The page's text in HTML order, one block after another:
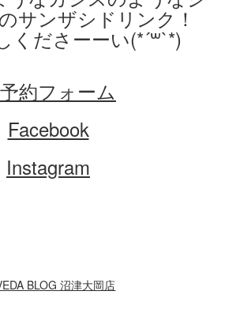
サンザシドリンク！
くださーーい(*´꒳`*)
約フォーム
Facebook
Instagram
BLOG 沼津大岡店